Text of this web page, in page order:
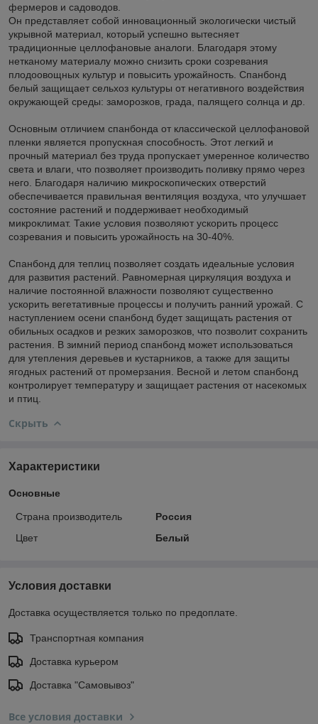
фермеров и садоводов.
Он представляет собой инновационный экологически чистый
укрывной материал, который успешно вытесняет
традиционные целлофановые аналоги. Благодаря этому
нетканому материалу можно снизить сроки созревания
плодоовощных культур и повысить урожайность. Спанбонд
белый защищает сельхоз культуры от негативного воздействия
окружающей среды: заморозков, града, палящего солнца и др.
Основным отличием спанбонда от классической целлофановой
пленки является пропускная способность. Этот легкий и
прочный материал без труда пропускает умеренное количество
света и влаги, что позволяет производить поливку прямо через
него. Благодаря наличию микроскопических отверстий
обеспечивается правильная вентиляция воздуха, что улучшает
состояние растений и поддерживает необходимый
микроклимат. Такие условия позволяют ускорить процесс
созревания и повысить урожайность на 30-40%.
Спанбонд для теплиц позволяет создать идеальные условия
для развития растений. Равномерная циркуляция воздуха и
наличие постоянной влажности позволяют существенно
ускорить вегетативные процессы и получить ранний урожай. С
наступлением осени спанбонд будет защищать растения от
обильных осадков и резких заморозков, что позволит сохранить
растения. В зимний период спанбонд может использоваться
для утепления деревьев и кустарников, а также для защиты
ягодных растений от промерзания. Весной и летом спанбонд
контролирует температуру и защищает растения от насекомых
и птиц.
Скрыть
Характеристики
Основные
Страна производитель
Россия
Цвет
Белый
Условия доставки
Доставка осуществляется только по предоплате.
Транспортная компания
Доставка курьером
Доставка "Самовывоз"
Все условия доставки